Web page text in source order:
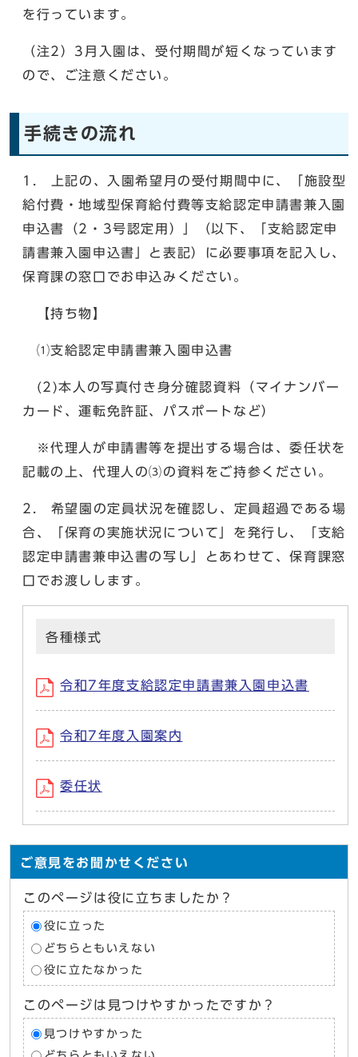
を行っています。
（注2）3月入園は、受付期間が短くなっています
ので、ご注意ください。
手続きの流れ
1. 上記の、入園希望月の受付期間中に、「施設型
給付費・地域型保育給付費等支給認定申請書兼入園
申込書（2・3号認定用）」（以下、「支給認定申
請書兼入園申込書」と表記）に必要事項を記入し、
保育課の窓口でお申込みください。
【持ち物】
⑴支給認定申請書兼入園申込書
(2)本人の写真付き身分確認資料（マイナンバー
カード、運転免許証、パスポートなど）
※代理人が申請書等を提出する場合は、委任状を
記載の上、代理人の⑶の資料をご持参ください。
2. 希望園の定員状況を確認し、定員超過である場
合、「保育の実施状況について」を発行し、「支給
認定申請書兼申込書の写し」とあわせて、保育課窓
口でお渡しします。
各種様式
令和7年度支給認定申請書兼入園申込書
令和7年度入園案内
委任状
ご意見をお聞かせください
このページは役に立ちましたか？
役に立った
どちらともいえない
役に立たなかった
このページは見つけやすかったですか？
見つけやすかった